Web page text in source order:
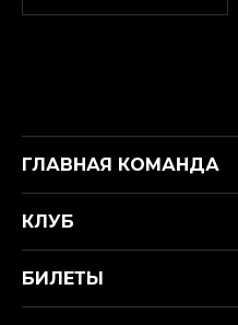
ГЛАВНАЯ КОМАНДА
КЛУБ
БИЛЕТЫ